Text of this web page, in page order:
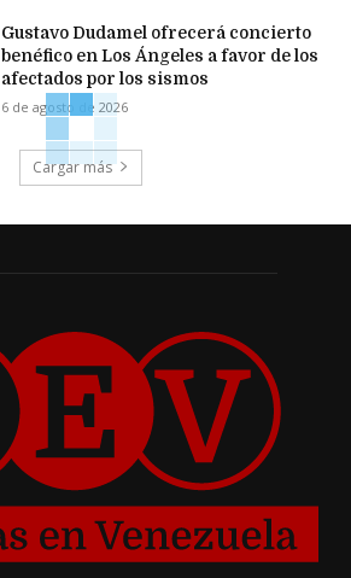
Gustavo Dudamel ofrecerá concierto
benéfico en Los Ángeles a favor de los
afectados por los sismos
6 de agosto de 2026
Cargar más